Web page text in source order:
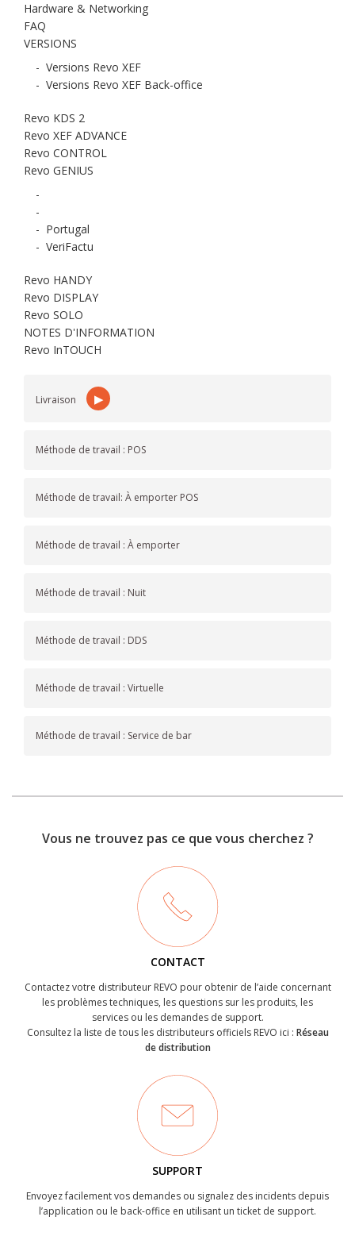
Hardware & Networking
FAQ
VERSIONS
- Versions Revo XEF
- Versions Revo XEF Back-office
Revo KDS 2
Revo XEF ADVANCE
Revo CONTROL
Revo GENIUS
-
-
- Portugal
- VeriFactu
Revo HANDY
Revo DISPLAY
Revo SOLO
NOTES D'INFORMATION
Revo InTOUCH
Livraison ▶
Méthode de travail : POS
Méthode de travail: À emporter POS
Méthode de travail : À emporter
Méthode de travail : Nuit
Méthode de travail : DDS
Méthode de travail : Virtuelle
Méthode de travail : Service de bar
Vous ne trouvez pas ce que vous cherchez ?
CONTACT
Contactez votre distributeur REVO pour obtenir de l’aide concernant
les problèmes techniques, les questions sur les produits, les
services ou les demandes de support.
Consultez la liste de tous les distributeurs officiels REVO ici : Réseau
de distribution
SUPPORT
Envoyez facilement vos demandes ou signalez des incidents depuis
l’application ou le back-office en utilisant un ticket de support.